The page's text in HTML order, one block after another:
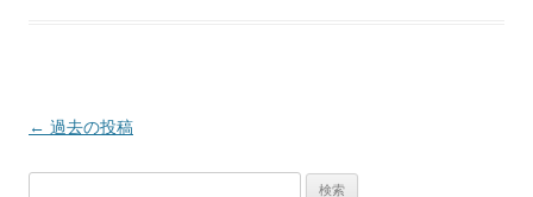
投
← 過去の投稿